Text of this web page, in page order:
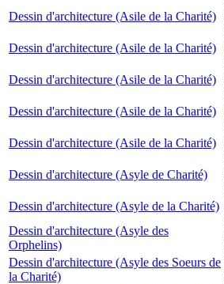
Dessin d'architecture (Asile de la Charité)
Dessin d'architecture (Asile de la Charité)
Dessin d'architecture (Asile de la Charité)
Dessin d'architecture (Asile de la Charité)
Dessin d'architecture (Asile de la Charité)
Dessin d'architecture (Asyle de Charité)
Dessin d'architecture (Asyle de la Charité)
Dessin d'architecture (Asyle des
Orphelins)
Dessin d'architecture (Asyle des Soeurs de
la Charité)